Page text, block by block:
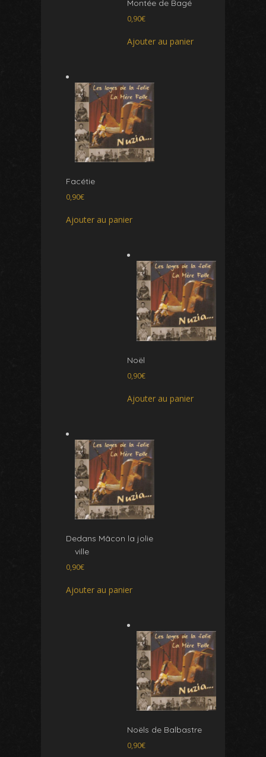
Montée de Bagé
0,90€
Ajouter au panier
Facétie
0,90€
Ajouter au panier
Noël
0,90€
Ajouter au panier
Dedans Mâcon la jolie
ville
0,90€
Ajouter au panier
Noëls de Balbastre
0,90€